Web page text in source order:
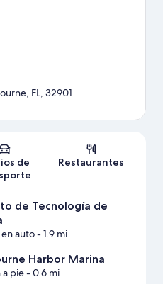
Sección del mapa
FL, 32901
de
Restaurantes
de Tecnología de
auto- 1.9 mi
Harbor Marina
a pie- 0.6 mi